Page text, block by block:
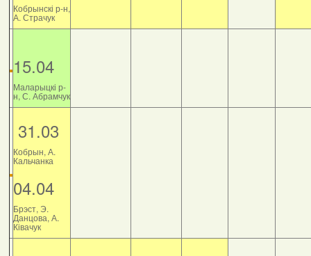
Кобрынскі р-н,
А. Страчук
15.04
Маларыцкі р-
н, С. Абрамчук
31.03
Кобрын, А.
Кальчанка
04.04
Брэст, Э.
Данцова, А.
Ківачук